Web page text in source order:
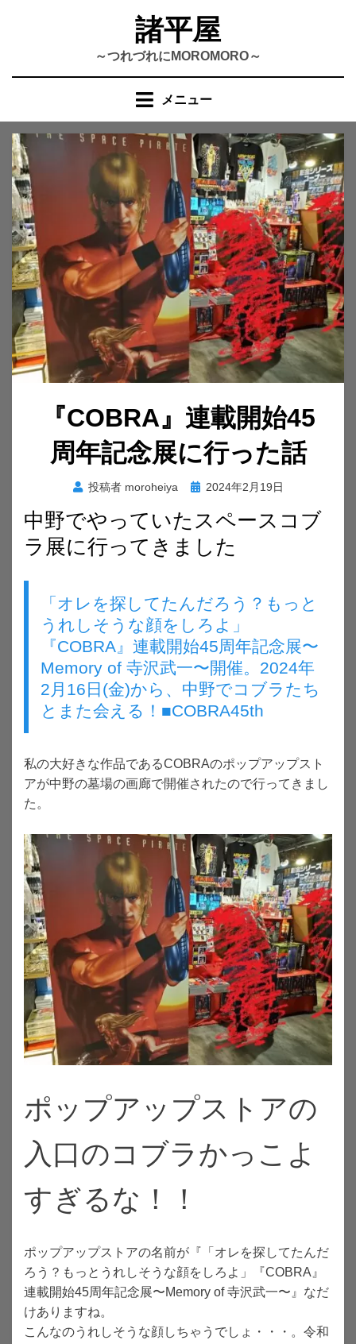
諸平屋
～つれづれにMOROMORO～
メニュー
『COBRA』連載開始45
周年記念展に行った話
投稿者 moroheiya
投
日:
2024年2月19日
中野でやっていたスペースコブ
ラ展に行ってきました
「オレを探してたんだろう？もっと
うれしそうな顔をしろよ」
『COBRA』連載開始45周年記念展〜
Memory of 寺沢武一〜開催。2024年
2月16日(金)から、中野でコブラたち
とまた会える！■COBRA45th
私の大好きな作品であるCOBRAのポップアップスト
アが中野の墓場の画廊で開催されたので行ってきまし
た。
ポップアップストアの
入口のコブラかっこよ
すぎるな！！
ポップアップストアの名前が『「オレを探してたんだ
ろう？もっとうれしそうな顔をしろよ」『COBRA』
連載開始45周年記念展〜Memory of 寺沢武一〜』なだ
けありますね。
こんなのうれしそうな顔しちゃうでしょ・・・。令和